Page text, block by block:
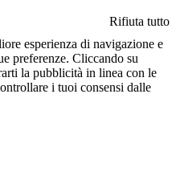
Rifiuta tutto
esperienza di navigazione e
preferenze. Cliccando su
la pubblicità in linea con le
i tuoi consensi dalle